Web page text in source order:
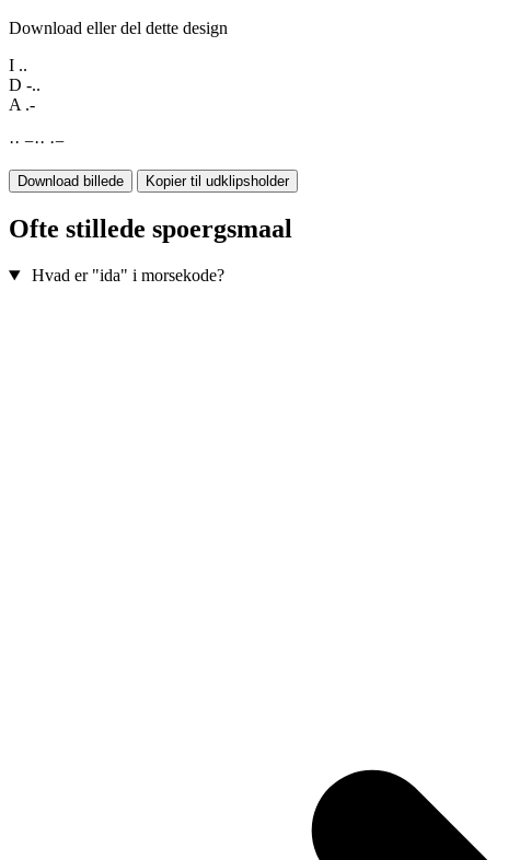
Download eller del dette design
I ..
D -..
A .-
·· −·· ·−
Download billede Kopier til udklipsholder
Ofte stillede spoergsmaal
Hvad er "ida" i morsekode?